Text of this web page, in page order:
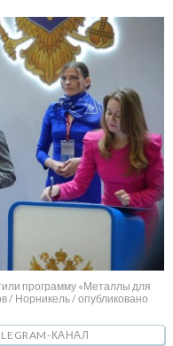
программу «Металлы для
/ Норникель / опубликовано
КАНАЛ